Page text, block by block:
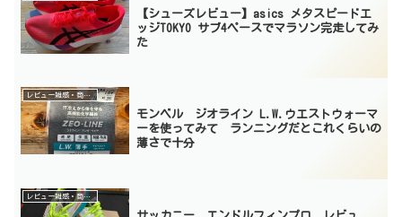
【シューズレビュー】asics メタスピードエ
ッジTOKYO サブ4ペースでマラソン完走してみ
た
レビュー雑感・商品紹介
モンベル ジオライン L.W.ウエストウォーマ
ーを使ってみて ランニングだとこれくらいの
薄さで十分
レビュー雑感・商品紹介